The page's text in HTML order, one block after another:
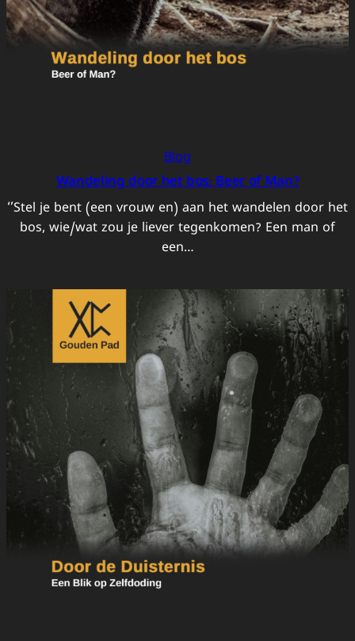
Blog
Wandeling door het bos: Beer of Man?
‘’Stel je bent (een vrouw en) aan het wandelen door het
bos, wie/wat zou je liever tegenkomen? Een man of
een…